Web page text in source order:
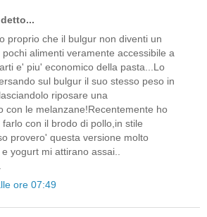
proprio che il bulgur non diventi un
alimenti veramente accessibile a
e' piu' economico della pasta...Lo
sul bulgur il suo stesso peso in
riposare una
con le melanzane!Recentemente ho
con il brodo di pollo,in stile
provero' questa versione molto
yogurt mi attirano assai..
ore 07:49